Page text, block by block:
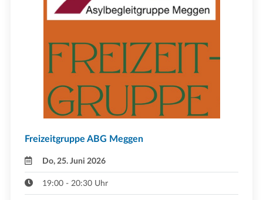
Freizeitgruppe ABG Meggen
Do, 25. Juni 2026
19:00 - 20:30 Uhr